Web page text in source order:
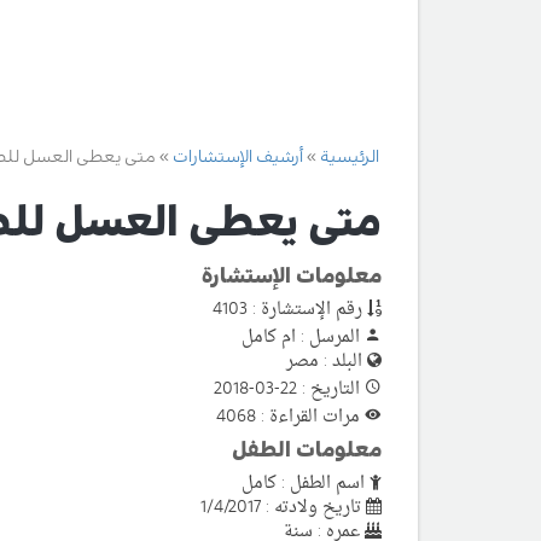
الرئيسية أرشيف الإستشارات متى يعطى العسل
متى يعطى العسل
معلومات الإستشارة
رقم الإستشارة : 4103
المرسل : ام كامل
البلد : مصر
التاريخ : 22-03-2018
مرات القراءة : 4068
معلومات الطفل
اسم الطفل : كامل
تاريخ ولادته : 1/4/2017
عمره : سنة